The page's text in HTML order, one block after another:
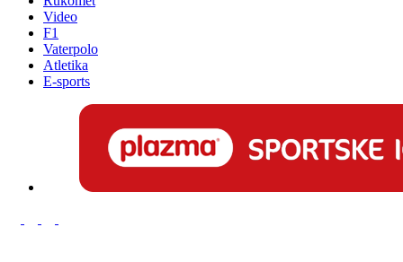
Video
F1
Vaterpolo
Atletika
E-sports